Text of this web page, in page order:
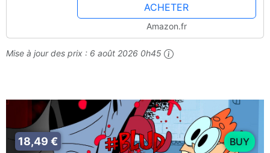
ACHETER
Amazon.fr
Mise à jour des prix : 6 août 2026 0h45
18,49 € BUY